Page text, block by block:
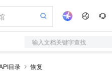
输入文档关键字查找
目录
恢复
型服务平台百炼
景体验
报价器
件
伴合作计划
认证
动